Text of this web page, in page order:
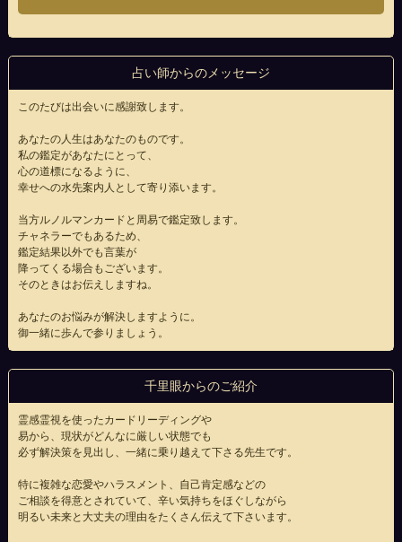
占い師からのメッセージ
このたびは出会いに感謝致します。
あなたの人生はあなたのものです。
私の鑑定があなたにとって、
心の道標になるように、
幸せへの水先案内人として寄り添います。
当方ルノルマンカードと周易で鑑定致します。
チャネラーでもあるため、
鑑定結果以外でも言葉が
降ってくる場合もございます。
そのときはお伝えしますね。
あなたのお悩みが解決しますように。
御一緒に歩んで参りましょう。
千里眼からのご紹介
霊感霊視を使ったカードリーディングや
易から、現状がどんなに厳しい状態でも
必ず解決策を見出し、一緒に乗り越えて下さる先生です。
特に複雑な恋愛やハラスメント、自己肯定感などの
ご相談を得意とされていて、辛い気持ちをほぐしながら
明るい未来と大丈夫の理由をたくさん伝えて下さいます。